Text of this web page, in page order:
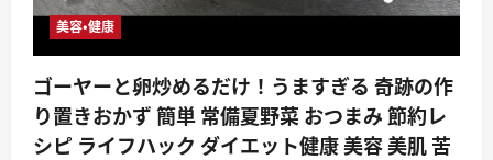
美容・健康
ゴーヤーと卵炒めるだけ！うますぎる 奇跡の作
り置きおかず 簡単 常備夏野菜 おつまみ 節約レ
シピ ライフハック ダイエット健康 美容 美肌 苦